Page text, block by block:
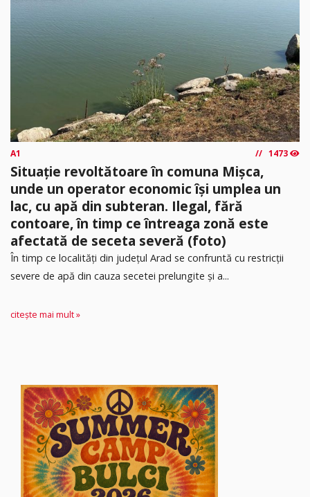
A1 1473
Situație revoltătoare în comuna Mișca,
unde un operator economic își umplea un
lac, cu apă din subteran. Ilegal, fără
contoare, în timp ce întreaga zonă este
afectată de seceta severă (foto)
În timp ce localități din județul Arad se confruntă cu restricții
severe de apă din cauza secetei prelungite și a...
citește mai mult »